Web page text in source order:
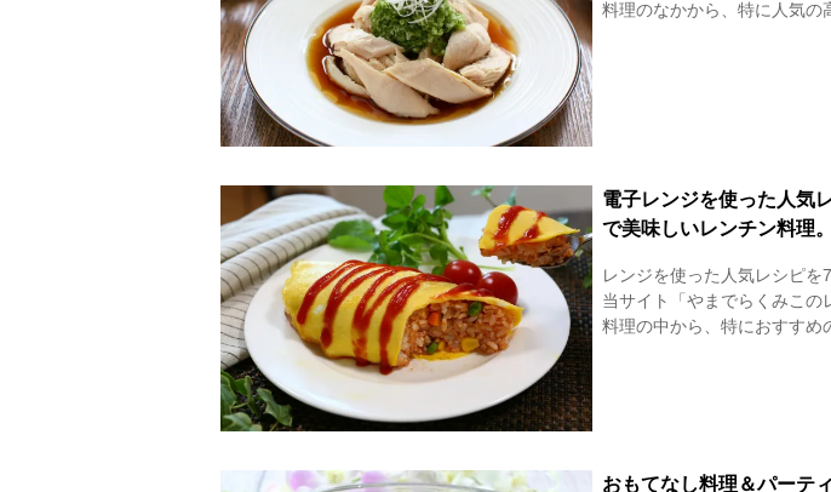
料理のなかから、特に人気
電子レンジを使った人気
で美味しいレンチン料理。
レンジを使った人気レシピを
当サイト「やまでらくみこの
料理の中から、特におすすめ
おもてなし料理＆パーテ